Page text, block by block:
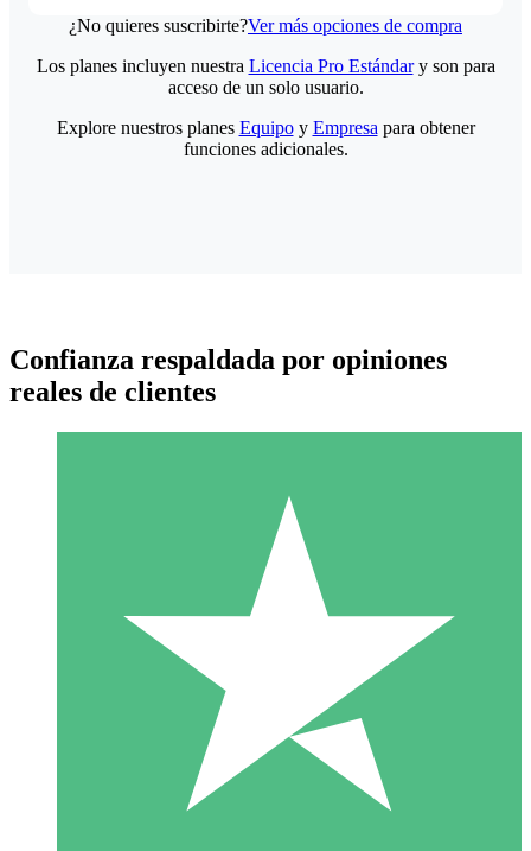
¿No quieres suscribirte?Ver más opciones de compra
Paquetes de Créditos Individuales
Paga según el uso con créditos de descarga. Sin compromiso
10 00
Los planes incluyen nuestra Licencia Pro Estándary son para
acceso de un solo usuario.
Explore nuestros planes Equipoy Empresa para obtener
funciones adicionales.
Confianza respaldada por opiniones
reales de clientes